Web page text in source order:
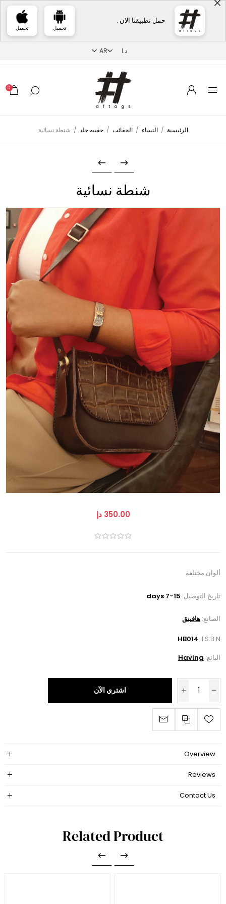
حمل تطبيقنا الان .
تحميل تحميل
0
الرئيسية / النساء / الحقائب / حقيبه جلد / شنطة نسائية
شنطة نسائية
350.00 دإ
ألوان مختلفة
تاريخ التوصيل: 7-15 days
الصانع: هافينق
I.S.B.N:
HB014
البائع: Having
اشتري الآن
Overview
Reviews
Contact Us
Related Product